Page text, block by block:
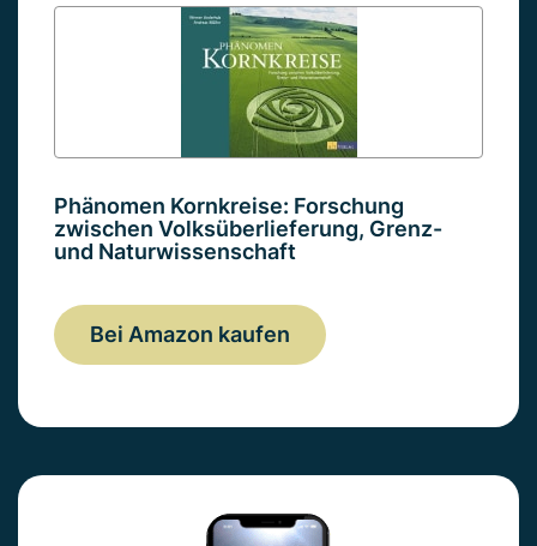
Phänomen Kornkreise: Forschung
zwischen Volksüberlieferung, Grenz-
und Naturwissenschaft
Bei Amazon kaufen